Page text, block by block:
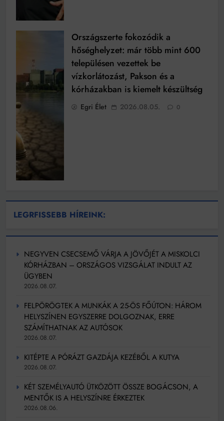
Országszerte fokozódik a
hőséghelyzet: már több mint 600
településen vezettek be
vízkorlátozást, Pakson és a
kórházakban is kiemelt készültség
Egri Élet 2026.08.05. 0
LEGRFISSEBB HÍREINK:
NEGYVEN CSECSEMŐ VÁRJA A JÖVŐJÉT A MISKOLCI
KÓRHÁZBAN – ORSZÁGOS VIZSGÁLAT INDULT AZ
ÜGYBEN
2026.08.07.
FELPÖRÖGTEK A MUNKÁK A 25-ÖS FŐÚTON: HÁROM
HELYSZÍNEN EGYSZERRE DOLGOZNAK, ERRE
SZÁMÍTHATNAK AZ AUTÓSOK
2026.08.07.
KITÉPTE A PÓRÁZT GAZDÁJA KEZÉBŐL A KUTYA
2026.08.07.
KÉT SZEMÉLYAUTÓ ÜTKÖZÖTT ÖSSZE BOGÁCSON, A
MENTŐK IS A HELYSZÍNRE ÉRKEZTEK
2026.08.06.